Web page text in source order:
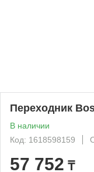
Переходник
В наличии
Код: 1618598159
57 752 ₸